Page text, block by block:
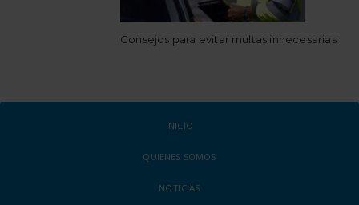
Consejos para evitar multas innecesarias
INICIO
QUIENES SOMOS
NOTICIAS